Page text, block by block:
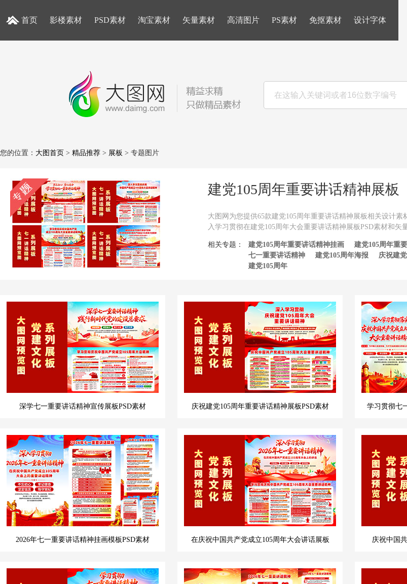
首页 影楼素材 PSD素材 淘宝素材 矢量素材 高清图片 PS素材 免抠素材 设计字体
您的位置： 大图首页 > 精品推荐 > 展板 > 专题图片
建党105周年重要讲话精神展板
大图网为您提供65款建党105周年重要讲话精神展板相关设计
入学习贯彻在建党105周年大会重要讲话精神展板PSD素材和矢
相关专题： 建党105周年重要讲话精神挂画 建党105周年重
七一重要讲话精神
建党105周年海报 庆祝建
建党105周年
深学七一重要讲话精神宣传展板PSD素材 庆祝建党105周年重要讲话精神展板PSD素材 学习贯彻七
2026年七一重要讲话精神挂画模板PSD素材 在庆祝中国共产党成立105周年大会讲话展板 庆祝中国